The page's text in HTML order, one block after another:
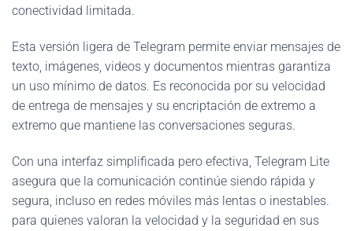
conectividad limitada.
Esta versión ligera de Telegram permite enviar mensajes de
texto, imágenes, videos y documentos mientras garantiza
un uso mínimo de datos. Es reconocida por su velocidad
de entrega de mensajes y su encriptación de extremo a
extremo que mantiene las conversaciones seguras.
Con una interfaz simplificada pero efectiva, Telegram Lite
asegura que la comunicación continúe siendo rápida y
segura, incluso en redes móviles más lentas o inestables.
para quienes valoran la velocidad y la seguridad en sus